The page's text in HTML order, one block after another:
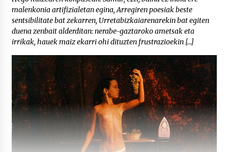
malenkonia artifizialetan egina, Arregiren poesiak beste
sentsibilitate bat zekarren, Urretabizkaiarenarekin bat egiten
duena zenbait alderditan: nerabe-gaztaroko ametsak eta
irrikak, hauek maiz ekarri ohi dituzten frustrazioekin […]